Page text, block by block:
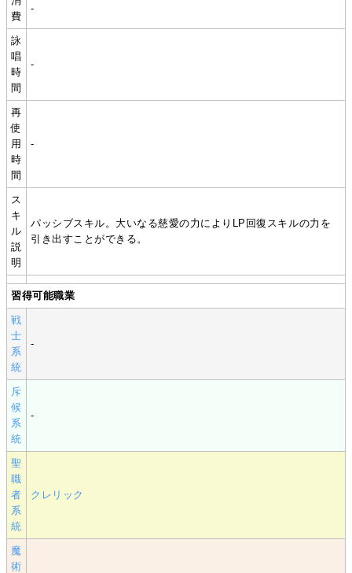
費
-
詠
唱
時
間
-
再
使
用
時
間
-
ス
キ
ル
説
明
パッシブスキル。大いなる慈愛の力によりLP回復スキルの力を
引き出すことができる。
習得可能職業
戦
士
系
統
-
斥
候
系
統
-
聖
職
者
系
統
クレリック
魔
術